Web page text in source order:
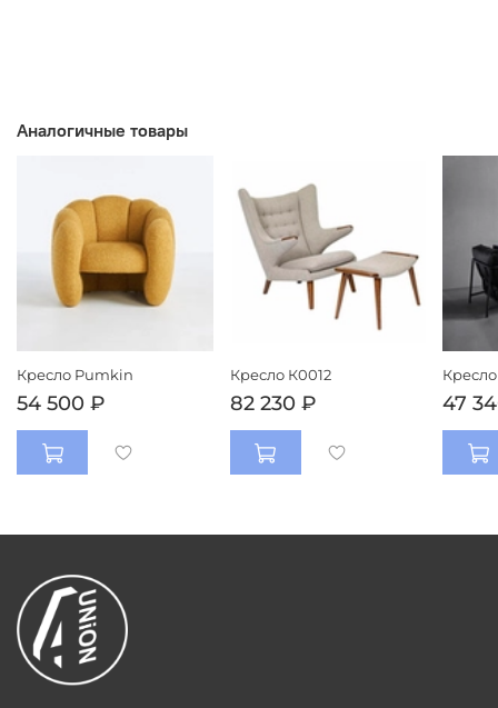
Аналогичные товары
Кресло Pumkin
54 500 ₽
Кресло К0012
82 230 ₽ 47